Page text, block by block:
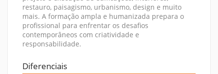
restauro, paisagismo, urbanismo, design e muito
mais. A formação ampla e humanizada prepara o
profissional para enfrentar os desafios
contemporâneos com criatividade e
responsabilidade.
Diferenciais